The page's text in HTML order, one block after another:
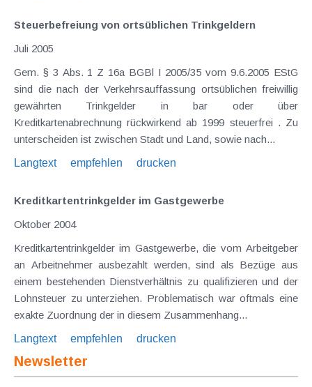
Steuerbefreiung von ortsüblichen Trinkgeldern
Juli 2005
Gem. § 3 Abs. 1 Z 16a BGBl I 2005/35 vom 9.6.2005 EStG
sind die nach der Verkehrsauffassung ortsüblichen freiwillig
gewährten Trinkgelder in bar oder über
Kreditkartenabrechnung rückwirkend ab 1999 steuerfrei . Zu
unterscheiden ist zwischen Stadt und Land, sowie nach...
Langtext
empfehlen drucken
Kreditkartentrinkgelder im Gastgewerbe
Oktober 2004
Kreditkartentrinkgelder im Gastgewerbe, die vom Arbeitgeber
an Arbeitnehmer ausbezahlt werden, sind als Bezüge aus
einem bestehenden Dienstverhältnis zu qualifizieren und der
Lohnsteuer zu unterziehen. Problematisch war oftmals eine
exakte Zuordnung der in diesem Zusammenhang...
Langtext
empfehlen drucken
Newsletter